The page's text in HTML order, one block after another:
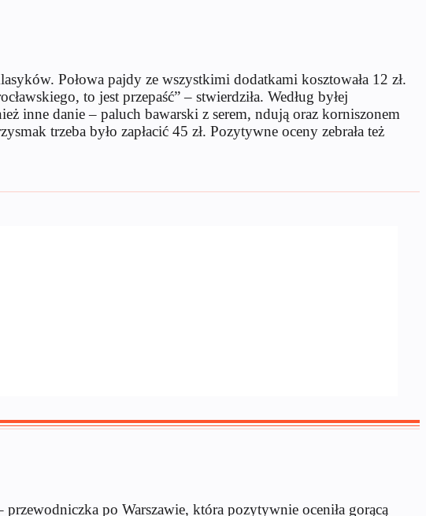
Połowa pajdy ze wszystkimi dodatkami kosztowała 12 zł.
to jest przepaść” – stwierdziła. Według byłej
inne danie – paluch bawarski z serem, ndują oraz korniszonem
trzeba było zapłacić 45 zł. Pozytywne oceny zebrała też
po Warszawie, która pozytywnie oceniła gorącą